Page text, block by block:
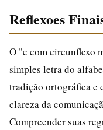
Reflexoes
O "e com circunflexo
simples letra do
tradição ortográfica e
clareza da
Compreender suas